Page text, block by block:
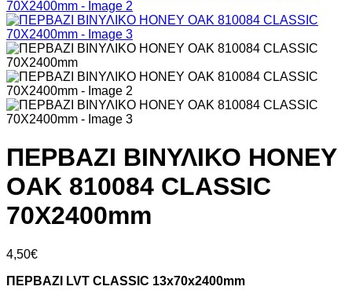
ΠΕΡΒΑΖΙ BIΝΥΛΙΚΟ HONEY
OAK 810084 CLASSIC
70Χ2400mm
4,50€
ΠΕΡΒΑΖΙ
LVT CLASSIC 13x70x2400mm